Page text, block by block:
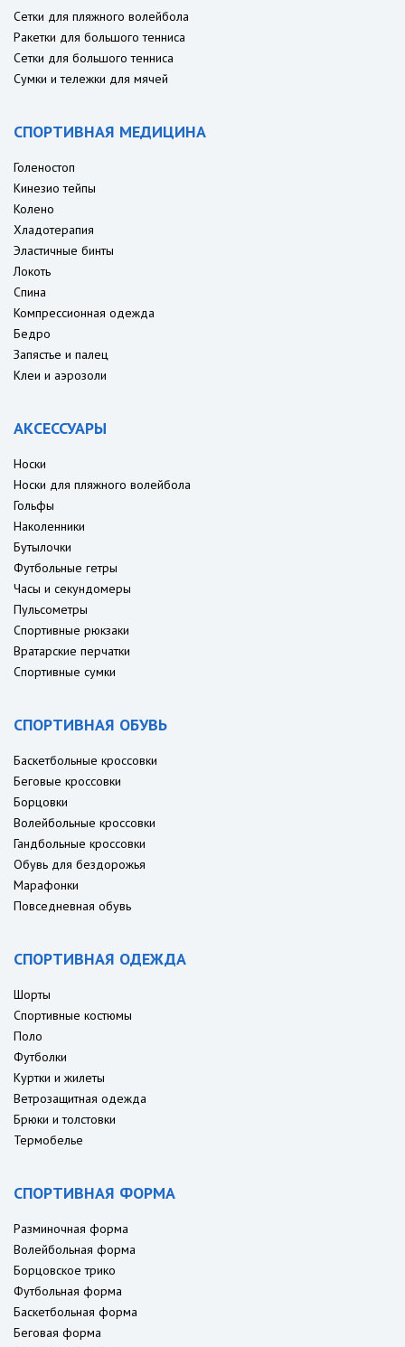
Сетки для пляжного волейбола
Ракетки для большого тенниса
Сетки для большого тенниса
Сумки и тележки для мячей
СПОРТИВНАЯ МЕДИЦИНА
Голеностоп
Кинезио тейпы
Колено
Хладотерапия
Эластичные бинты
Локоть
Спина
Компрессионная одежда
Бедро
Запястье и палец
Клеи и аэрозоли
АКСЕССУАРЫ
Носки
Носки для пляжного волейбола
Гольфы
Наколенники
Бутылочки
Футбольные гетры
Часы и секундомеры
Пульсометры
Спортивные рюкзаки
Вратарские перчатки
Спортивные сумки
СПОРТИВНАЯ ОБУВЬ
Баскетбольные кроссовки
Беговые кроссовки
Борцовки
Волейбольные кроссовки
Гандбольные кроссовки
Обувь для бездорожья
Марафонки
Повседневная обувь
СПОРТИВНАЯ ОДЕЖДА
Шорты
Спортивные костюмы
Поло
Футболки
Куртки и жилеты
Ветрозащитная одежда
Брюки и толстовки
Термобелье
СПОРТИВНАЯ ФОРМА
Разминочная форма
Волейбольная форма
Борцовское трико
Футбольная форма
Баскетбольная форма
Беговая форма